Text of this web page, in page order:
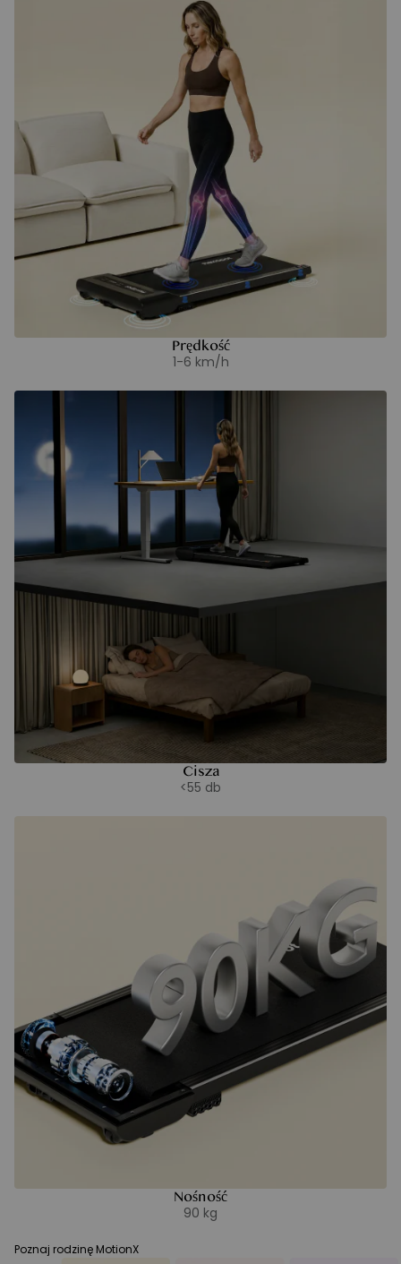
Prędkość
1-6 km/h
Cisza
<55 db
Nośność
90 kg
Poznaj rodzinę MotionX